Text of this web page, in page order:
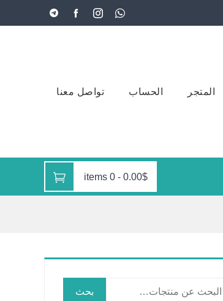
المتجر الحساب تواصل معنا
0.00$
-
0 items
بحث